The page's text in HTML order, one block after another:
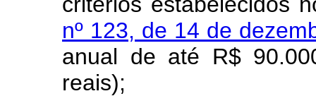
nº 123, de 14 de
anual de até R$
reais);